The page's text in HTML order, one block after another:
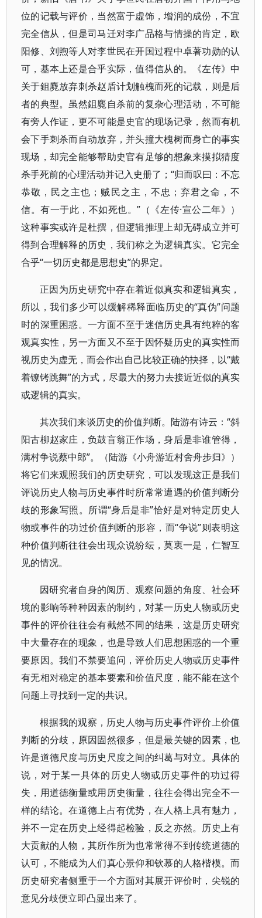
位的记载与评价，当然富于虚饰，增润的成份，不宜
完全信从，但是司马迁对李广品格与情操的肯定，欧
阳修、刘煦等人对李世民在开国过程中卓著功勋的认
可，基本上还是合乎实际，值得信从的。《左传》中
关于鉏麑放弃刺杀赵盾计划触槐而死的记载，则是后
者的典型。虽然鉏麑自杀前的复杂心理活动，不可能
有旁人作证，更不可能是史官的现场记录，然而有机
会下手刺杀而自动放弃，并头撞大槐树而身亡的事实
现场，却完全能够帮助史官有足够的想象来摸拟猜度
杀手死前的心理活动并记入史册了；“归而叹曰：不忘
恭敬，民之主也；贼民之主，不忠；弃君之命，不
信。有一于此，不如死也。”（《左传·宣公二年》）
这种事实或许是杜撰，但逻辑推理上却无碍成立并可
得到合理解释的历史，我们称之为逻辑真实。它完全
合乎“一切历史都是思想史”的界定。
正因为历史研究中存在着近似真实和逻辑真实，
所以，我们多少可以缓解稀释面临历史的“真伪”问题
时的深重困惑。一方面不至于迷信历史具有纯粹的客
观真实性，另一方面又不至于因怀疑历史的真实性而
视历史为虚无，而会作出自己比较正确的抉择，以“戴
着镣铐跳舞”的方式，尽最大的努力去接近近似的真实
或逻辑的真实。
其次我们来谈历史的价值判断。陆游有诗云：“斜
阳古柳赵家庄，负鼓盲翁正作场，身后是非谁管得，
满村争说蔡中郎”。（陆游《小舟游近村舍舟步归》）
将它们来观照我们的历史研究，可以发现这正是我们
评说历史人物与历史事件时所常常遭遇的价值判断分
歧的形象写照。所谓“身后是非”恰好是对特定历史人
物或事件的功过价值判断的形容，而“争说”则表明这
种价值判断往往会出现众说纷纭，莫衷一是，仁智互
见的情况。
因研究者自身的阅历、观察问题的角度、社会环
境的影响等种种因素的制约，对某一历史人物或历史
事件的评价往往会有截然不同的结果，这是历史研究
中大量存在的现象，也是导致人们思想困惑的一个重
要原因。我们不禁要追问，评价历史人物或历史事件
有无相对稳定的基本要素和价值尺度，能不能在这个
问题上寻找到一定的共识。
根据我的观察，历史人物与历史事件评价上价值
判断的分歧，原因固然很多，但是最关键的因素，也
许是道德尺度与历史尺度之间的纠葛与对立。具体的
说，对于某一具体的历史人物或历史事件的功过得
失，用道德衡量或用历史衡量，往往会得出完全不一
样的结论。在道德上占有优势，在人格上具有魅力，
并不一定在历史上经得起检验，反之亦然。历史上有
大贡献的人物，其所作所为也常常得不到传统道德的
认可，不能成为人们真心景仰和钦慕的人格楷模。而
历史研究者侧重于一个方面对其展开评价时，尖锐的
意见分歧便立即凸显出来了。